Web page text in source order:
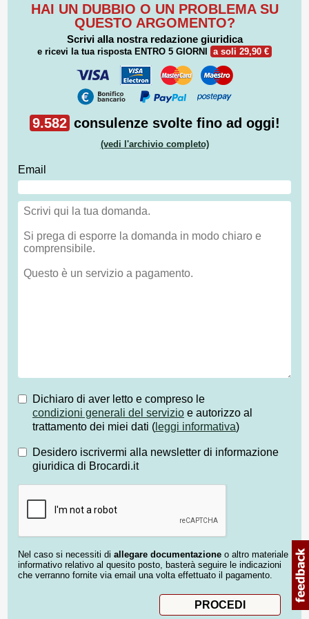
HAI UN DUBBIO O UN PROBLEMA SU
QUESTO ARGOMENTO?
Scrivi alla nostra redazione giuridica
e ricevi la tua risposta ENTRO 5 GIORNI a soli 29,90 €
9.582 consulenze svolte fino ad oggi!
(vedi l'archivio completo)
Email
Dichiaro di aver letto e compreso le
condizioni generali del servizio e autorizzo al
trattamento dei miei dati ( leggi informativa)
Desidero iscrivermi alla newsletter di informazione
giuridica di Brocardi.it
Nel caso si necessiti di allegare documentazione o altro materiale
informativo relativo al quesito posto, basterà seguire le indicazioni
che verranno fornite via email una volta effettuato il pagamento.